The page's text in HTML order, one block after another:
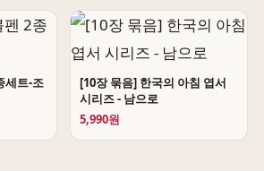
세트-조
[10장 묶음] 한국의 아침 엽서
시리즈 - 남으로
5,990원